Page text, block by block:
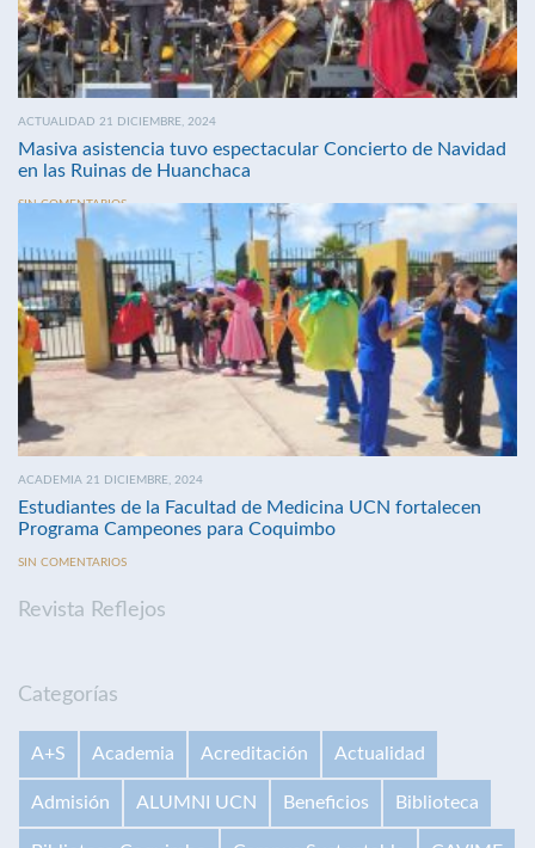
ACTUALIDAD 21 DICIEMBRE, 2024
Masiva asistencia tuvo espectacular Concierto de Navidad
en las Ruinas de Huanchaca
SIN COMENTARIOS
ACADEMIA 21 DICIEMBRE, 2024
Estudiantes de la Facultad de Medicina UCN fortalecen
Programa Campeones para Coquimbo
SIN COMENTARIOS
Revista Reflejos
Categorías
A+S Academia Acreditación Actualidad
Admisión ALUMNI UCN Beneficios Biblioteca